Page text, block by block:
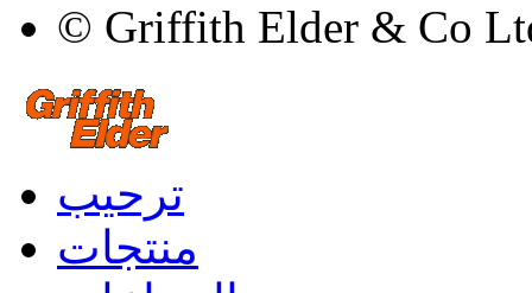
© Griffith Elder & Co
ترحيب
منتجات